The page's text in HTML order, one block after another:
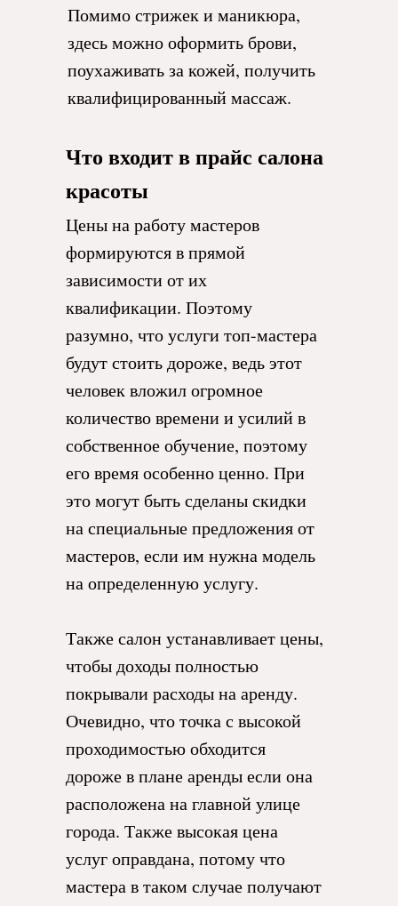
Что входит в прайс салона
красоты
Помимо стрижек и маникюра,
здесь можно оформить брови,
поухаживать за кожей, получить
квалифицированный массаж.
Цены на работу мастеров
формируются в прямой
зависимости от их
квалификации. Поэтому
разумно, что услуги топ-мастера
будут стоить дороже, ведь этот
человек вложил огромное
количество времени и усилий в
собственное обучение, поэтому
его время особенно ценно. При
это могут быть сделаны скидки
на специальные предложения от
мастеров, если им нужна модель
на определенную услугу.
Также салон устанавливает цены,
чтобы доходы полностью
покрывали расходы на аренду.
Очевидно, что точка с высокой
проходимостью обходится
дороже в плане аренды если она
расположена на главной улице
города. Также высокая цена
услуг оправдана, потому что
мастера в таком случае получают